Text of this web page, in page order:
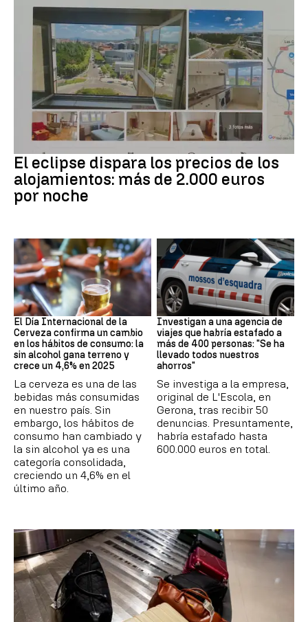
Eclipse solar
El eclipse dispara los precios de los
alojamientos: más de 2.000 euros
por noche
Día Internacional Cerveza
El Día Internacional de la
Cerveza confirma un cambio
en los hábitos de consumo: la
sin alcohol gana terreno y
crece un 4,6% en 2025
La cerveza es una de las
bebidas más consumidas
en nuestro país. Sin
embargo, los hábitos de
consumo han cambiado y
la sin alcohol ya es una
categoría consolidada,
creciendo un 4,6% en el
último año.
Estafa
Investigan a una agencia de
viajes que habría estafado a
más de 400 personas: "Se ha
llevado todos nuestros
ahorros"
Se investiga a la empresa,
original de L'Escola, en
Gerona, tras recibir 50
denuncias. Presuntamente,
habría estafado hasta
600.000 euros en total.